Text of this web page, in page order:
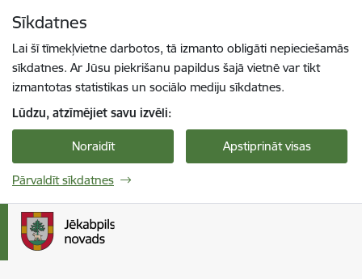
Sīkdatnes
Lai šī tīmekļvietne darbotos, tā izmanto obligāti nepieciešamās
sīkdatnes. Ar Jūsu piekrišanu papildus šajā vietnē var tikt
izmantotas statistikas un sociālo mediju sīkdatnes.
Lūdzu, atzīmējiet savu izvēli:
Noraidīt Apstiprināt visas
Pārvaldīt sīkdatnes